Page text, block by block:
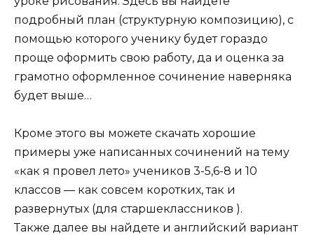
подробный план (структурную композицию), с
помощью которого ученику будет гораздо
проще оформить свою работу, да и оценка за
грамотно оформленное сочинение наверняка
будет выше…
Кроме этого вы можете скачать хорошие
примеры уже написанных сочинений на тему
«как я провел лето» учеников 3-5,6-8 и 10
классов — как совсем коротких, так и
развернутых (для старшеклассников ).
Также далее вы найдете и английский вариант